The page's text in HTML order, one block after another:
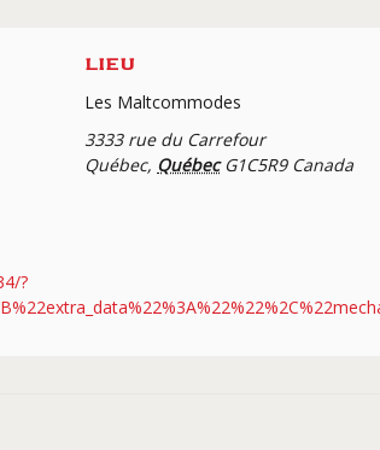
?
LIEU
Les Maltcommodes
3333 rue du Carrefour
Québec, Québec G1C5R9 Canada